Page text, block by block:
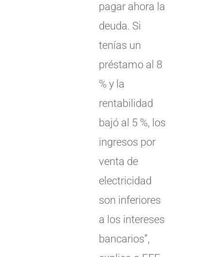
pagar ahora la
deuda. Si
tenías un
préstamo al 8
% y la
rentabilidad
bajó al 5 %, los
ingresos por
venta de
electricidad
son inferiores
a los intereses
bancarios”,